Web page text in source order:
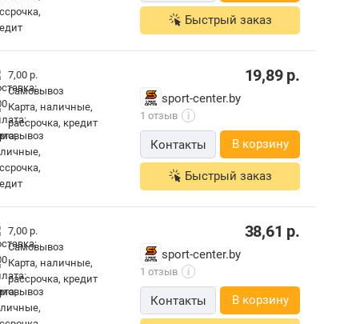
Быстрый заказ
7,00 р.
Самовывоз
карта, наличные,
рассрочка, кредит
19,89р.
sport-center.by
1 отзыв i
Контакты В корзину
Быстрый заказ
7,00 р.
Самовывоз
карта, наличные,
рассрочка, кредит
38,61 р.
sport-center.by
1 отзыв i
Контакты В корзину